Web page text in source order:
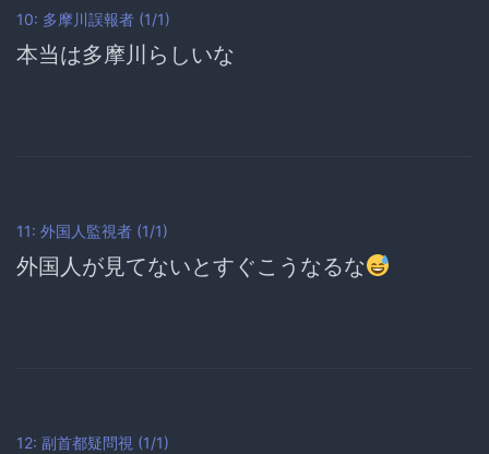
10: 多摩川誤報者 (1/1)
本当は多摩川らしいな
11: 外国人監視者 (1/1)
外国人が見てないとすぐこうなるな
12: 副首都疑問視 (1/1)